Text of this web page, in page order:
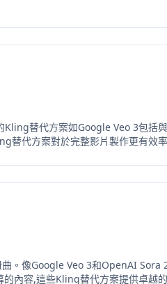
替代方案如Google Veo 3包括
替代方案對於完整影片製作更有效
像Google Veo 3和OpenAI Sora
內容,這些Kling替代方案提供卓越